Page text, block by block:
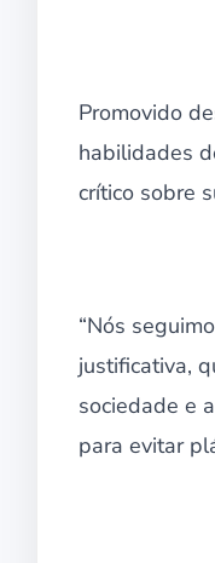
Promovido
habilidades
crítico sobre
“Nós
justificativa,
sociedade e
para evitar